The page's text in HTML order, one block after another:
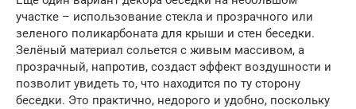
участке – использование стекла и прозрачного или
зеленого поликарбоната для крыши и стен беседки.
Зелёный материал сольется с живым массивом, а
прозрачный, напротив, создаст эффект воздушности и
позволит увидеть то, что находится по ту сторону
беседки. Это практично, недорого и удобно, поскольку